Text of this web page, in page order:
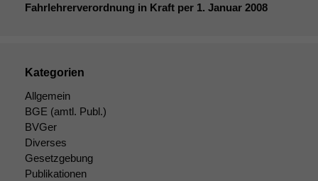
Fahrlehrerverordnung in Kraft per 1. Januar 2008
Kategorien
Allgemein
BGE (amtl. Publ.)
BVGer
Diverses
Gesetzgebung
Publikationen